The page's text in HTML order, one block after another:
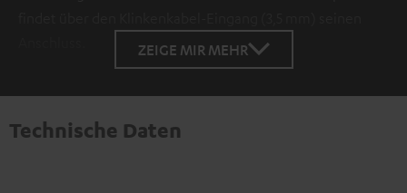
ZEIGE MIR MEHR
Technische Daten